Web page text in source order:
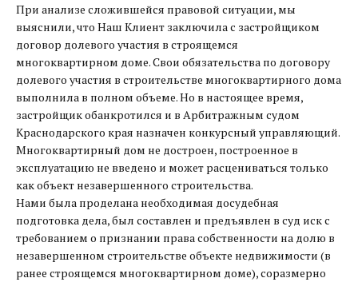
При анализе сложившейся правовой ситуации, мы
выяснили, что Наш Клиент заключила с застройщиком
договор долевого участия в строящемся
многоквартирном доме. Свои обязательства по договору
долевого участия в строительстве многоквартирного дома
выполнила в полном объеме. Но в настоящее время,
застройщик обанкротился и в Арбитражным судом
Краснодарского края назначен конкурсный управляющий.
Многоквартирный дом не достроен, построенное в
эксплуатацию не введено и может расцениваться только
как объект незавершенного строительства.
Нами была проделана необходимая досудебная
подготовка дела, был составлен и предъявлен в суд иск с
требованием о признании права собственности на долю в
незавершенном строительстве объекте недвижимости (в
ранее строящемся многоквартирном доме), соразмерно